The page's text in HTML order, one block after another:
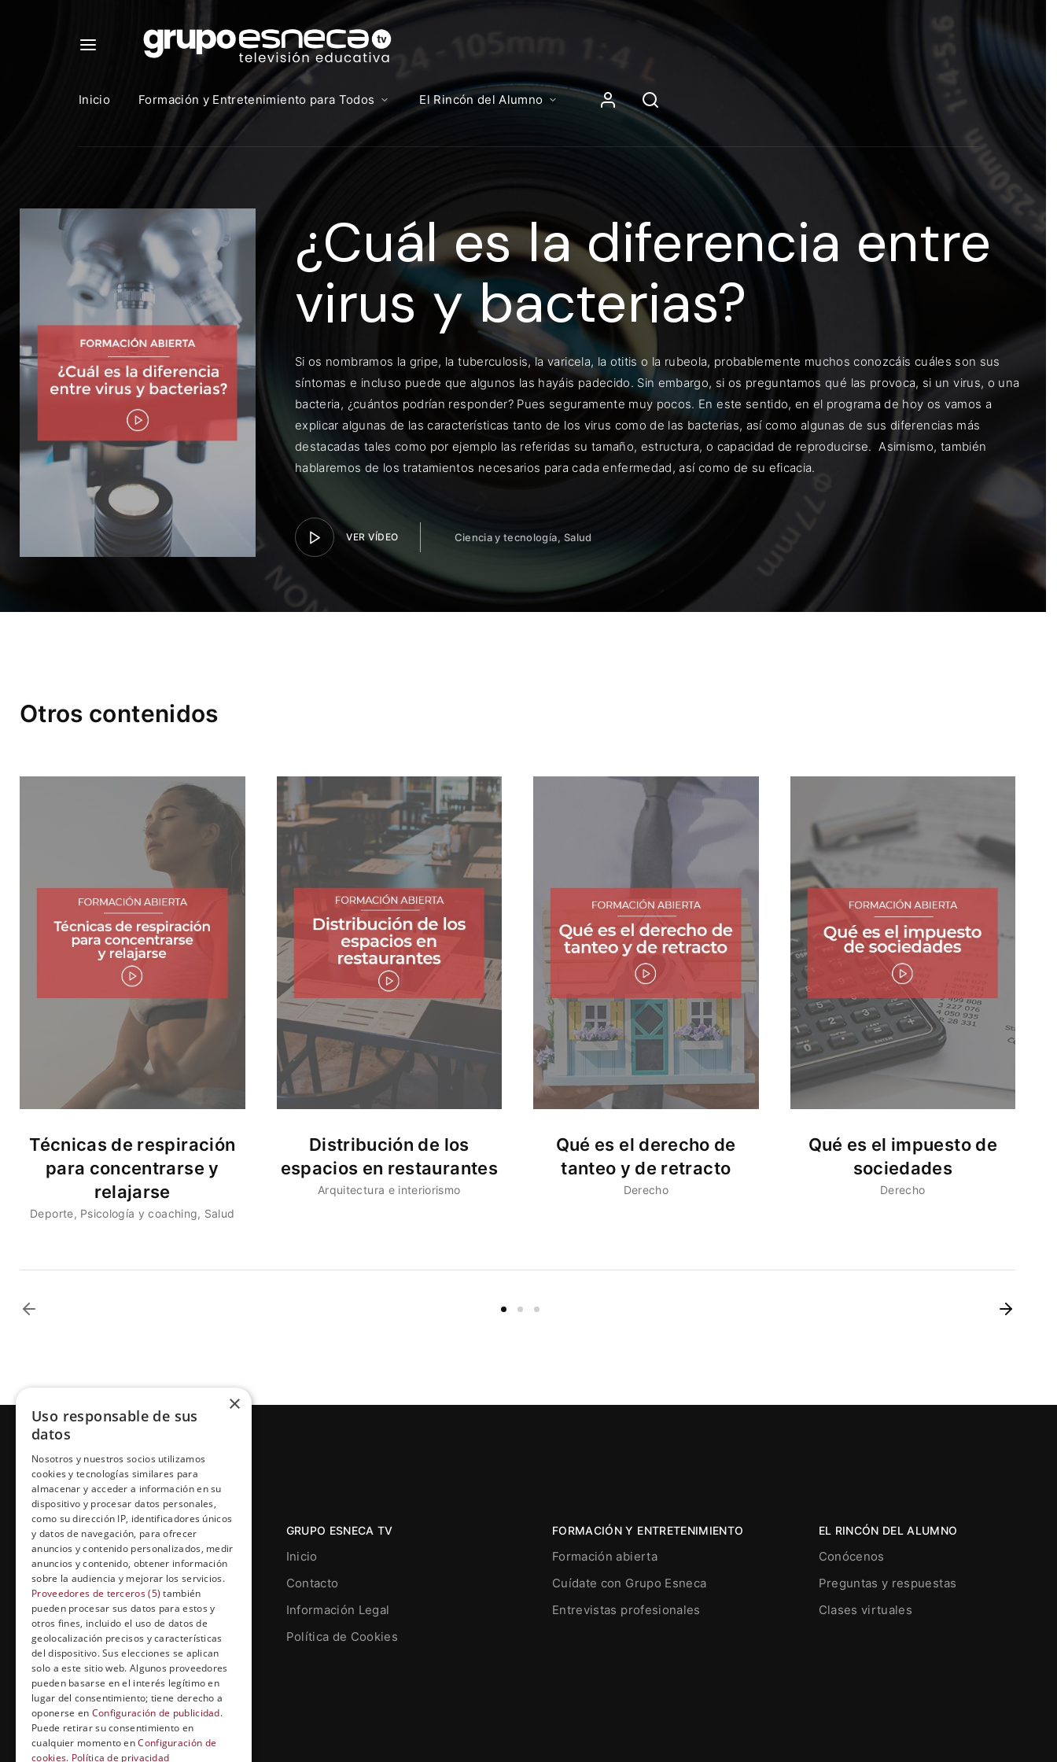
Inicio Formación y Entretenimiento para Todos El Rincón del Alumno
¿Cuál es la diferencia entre
virus y bacterias?
Si os nombramos la gripe, la tuberculosis, la varicela, la otitis o la rubeola, probablemente muchos conozcáis cuáles son sus
síntomas e incluso puede que algunos las hayáis padecido. Sin embargo, si os preguntamos qué las provoca, si un virus, o una
bacteria, ¿cuántos podrían responder? Pues seguramente muy pocos. En este sentido, en el programa de hoy os vamos a
explicar algunas de las características tanto de los virus como de las bacterias, así como algunas de sus diferencias más
destacadas tales como por ejemplo las referidas su tamaño, estructura, o capacidad de reproducirse. Asimismo, también
hablaremos de los tratamientos necesarios para cada enfermedad, así como de su eficacia.
VER VÍDEO Ciencia y tecnología Salud
Otros contenidos
Técnicas de respiración
para concentrarse y
relajarse
Deporte Psicología y coaching Salud
Distribución de los
espacios en restaurantes
Arquitectura e interiorismo
Qué es el derecho de
tanteo y de retracto
Derecho
Qué es el impuesto de
sociedades
Derecho
Grupo Esneca TV
Calle Prat de la Riba, 22, Entresuelo
(local 5)
25004, Lleida. España
contenidos@grupoesneca.tv
GRUPO ESNECA TV
Inicio
Contacto
Información Legal
Política de Cookies
FORMACIÓN Y ENTRETENIMIENTO
Formación abierta
Cuídate con Grupo Esneca
Entrevistas profesionales
EL RINCÓN DEL ALUMNO
Conócenos
Preguntas y respuestas
Clases virtuales
Contenidos, programas y recursos educativos de Grupo Esneca TV
Iniciar Sesión
Para iniciar sesión debes introducir el mismo usuario y contraseña
https://elcampusonline.com
Dirección de correo electrónico
ENTRAR
Recuérdame
×
Uso responsable de sus
datos
Nosotros y nuestros socios utilizamos
cookies y tecnologías similares para
almacenar y acceder a información en su
dispositivo y procesar datos personales,
como su dirección IP, identificadores únicos
y datos de navegación, para ofrecer
anuncios y contenido personalizados, medir
anuncios y contenido, obtener información
sobre la audiencia y mejorar los servicios.
Proveedores de terceros (5) también
pueden procesar sus datos para estos y
otros fines, incluido el uso de datos de
geolocalización precisos y características
del dispositivo. Sus elecciones se aplican
solo a este sitio web. Algunos proveedores
pueden basarse en el interés legítimo en
lugar del consentimiento; tiene derecho a
oponerse en Configuración de publicidad.
Puede retirar su consentimiento en
cualquier momento enConfiguración de
cookies. Política de privacidad